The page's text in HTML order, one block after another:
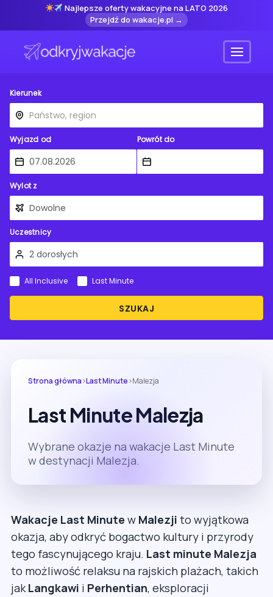
Najlepsze oferty wakacyjne na LATO 2026
Przejdź do wakacje.pl →
Menu
Kierunek
Wyjazd od Powrót do
Wylot z
Uczestnicy
SZUKAJ
All Inclusive Last Minute
Strona główna›Last Minute›Malezja
Last Minute Malezja
Wybrane okazje na wakacje Last Minute
w destynacji Malezja.
Wakacje Last Minute w Malezji to wyjątkowa
okazja, aby odkryć bogactwo kultury i przyrody
tego fascynującego kraju. Last minute Malezja
to możliwość relaksu na rajskich plażach, takich
jakLangkawi i Perhentian, eksploracji